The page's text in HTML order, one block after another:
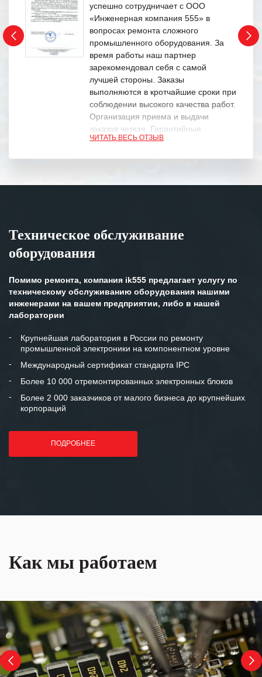
успешно сотрудничает с ООО
«Инженерная компания 555» в
вопросах ремонта сложного
промышленного оборудования. За
время работы наш партнер
зарекомендовал себя с самой
лучшей стороны. Заказы
выполняются в кротчайшие сроки при
соблюдении высокого качества работ.
Организация приема и выдачи
заказов четкая. Гарантийные
обязательства выполняются в
Особенно хочется отметить высокую
клиентоориентированность
готовность помочь в самых сложных
Мы высоко ценим сложившиеся
и доверительные партнерские
отношения и искренне желаем
«Инженерной компании «555» долгих
лет успеха и процветания.
ЧИТАТЬ ВЕСЬ ОТЗЫВ
Техническое обслуживание
оборудования
Помимо ремонта, компания ik555 предлагает услугу по
техническому обслуживанию оборудования нашими
инженерами на вашем предприятии, либо в нашей
лаборатории
Крупнейшая лаборатория в России по ремонту
промышленной электроники на компонентном уровне
Международный сертификат стандарта IPC
Более 10 000 отремонтированных электронных блоков
Более 2 000 заказчиков от малого бизнеса до крупнейших
корпораций
ПОДРОБНЕЕ
Как мы работаем